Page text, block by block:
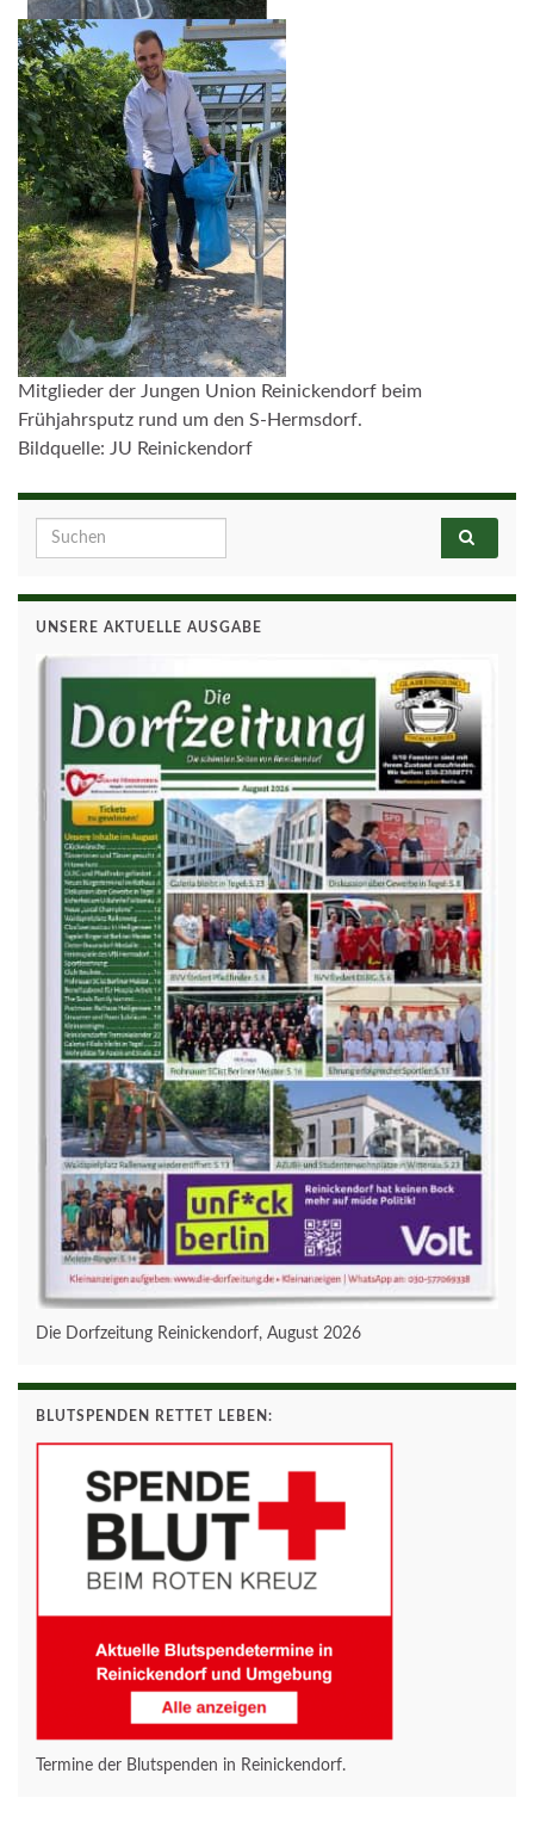
Mitglieder der Jungen Union Reinickendorf beim
Frühjahrsputz rund um den S-Hermsdorf.
Bildquelle: JU Reinickendorf
Search for:
UNSERE AKTUELLE AUSGABE
Die Dorfzeitung Reinickendorf, August 2026
BLUTSPENDEN RETTET LEBEN:
Termine der Blutspenden in Reinickendorf.